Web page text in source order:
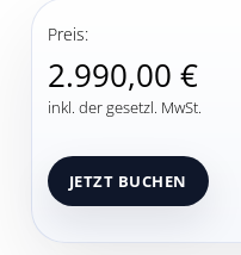
Preis:
2.990,00 €
inkl. der gesetzl. MwSt.